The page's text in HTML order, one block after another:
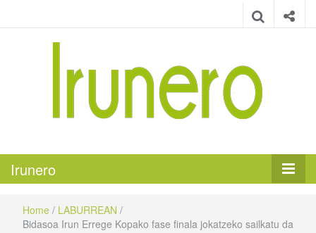
Irunero
Home / LABURREAN /
Bidasoa Irun Errege Kopako fase finala jokatzeko sailkatu da